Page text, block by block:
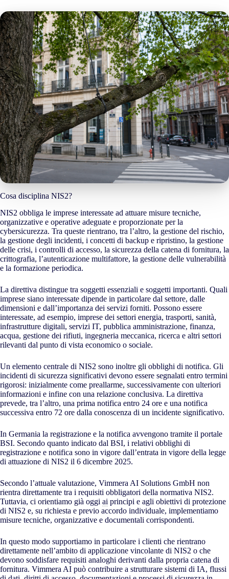
Cosa disciplina NIS2?
NIS2 obbliga le imprese interessate ad attuare misure tecniche,
organizzative e operative adeguate e proporzionate per la
cybersicurezza. Tra queste rientrano, tra l’altro, la gestione del rischio,
la gestione degli incidenti, i concetti di backup e ripristino, la gestione
delle crisi, i controlli di accesso, la sicurezza della catena di fornitura, la
crittografia, l’autenticazione multifattore, la gestione delle vulnerabilità
e la formazione periodica.
La direttiva distingue tra soggetti essenziali e soggetti importanti. Quali
imprese siano interessate dipende in particolare dal settore, dalle
dimensioni e dall’importanza dei servizi forniti. Possono essere
interessate, ad esempio, imprese dei settori energia, trasporti, sanità,
infrastrutture digitali, servizi IT, pubblica amministrazione, finanza,
acqua, gestione dei rifiuti, ingegneria meccanica, ricerca e altri settori
rilevanti dal punto di vista economico o sociale.
Un elemento centrale di NIS2 sono inoltre gli obblighi di notifica. Gli
incidenti di sicurezza significativi devono essere segnalati entro termini
rigorosi: inizialmente come preallarme, successivamente con ulteriori
informazioni e infine con una relazione conclusiva. La direttiva
prevede, tra l’altro, una prima notifica entro 24 ore e una notifica
successiva entro 72 ore dalla conoscenza di un incidente significativo.
In Germania la registrazione e la notifica avvengono tramite il portale
BSI. Secondo quanto indicato dal BSI, i relativi obblighi di
registrazione e notifica sono in vigore dall’entrata in vigore della legge
di attuazione di NIS2 il 6 dicembre 2025.
Secondo l’attuale valutazione, Vimmera AI Solutions GmbH non
rientra direttamente tra i requisiti obbligatori della normativa NIS2.
Tuttavia, ci orientiamo già oggi ai principi e agli obiettivi di protezione
di NIS2 e, su richiesta e previo accordo individuale, implementiamo
misure tecniche, organizzative e documentali corrispondenti.
In questo modo supportiamo in particolare i clienti che rientrano
direttamente nell’ambito di applicazione vincolante di NIS2 o che
devono soddisfare requisiti analoghi derivanti dalla propria catena di
fornitura. Vimmera AI può contribuire a strutturare sistemi di IA, flussi